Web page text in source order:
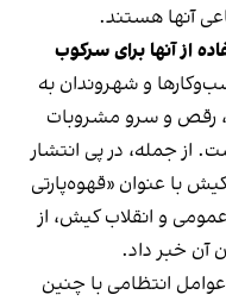
آنها هستند.
از آنها برای سرکوب
و شهروندان به
رقص و سرو مشروبات
از جمله، در پی انتشار
با عنوان «قهوه‌پارتی
و انقلاب کیش، از
آن خبر داد.
عوامل انتظامی با چنین